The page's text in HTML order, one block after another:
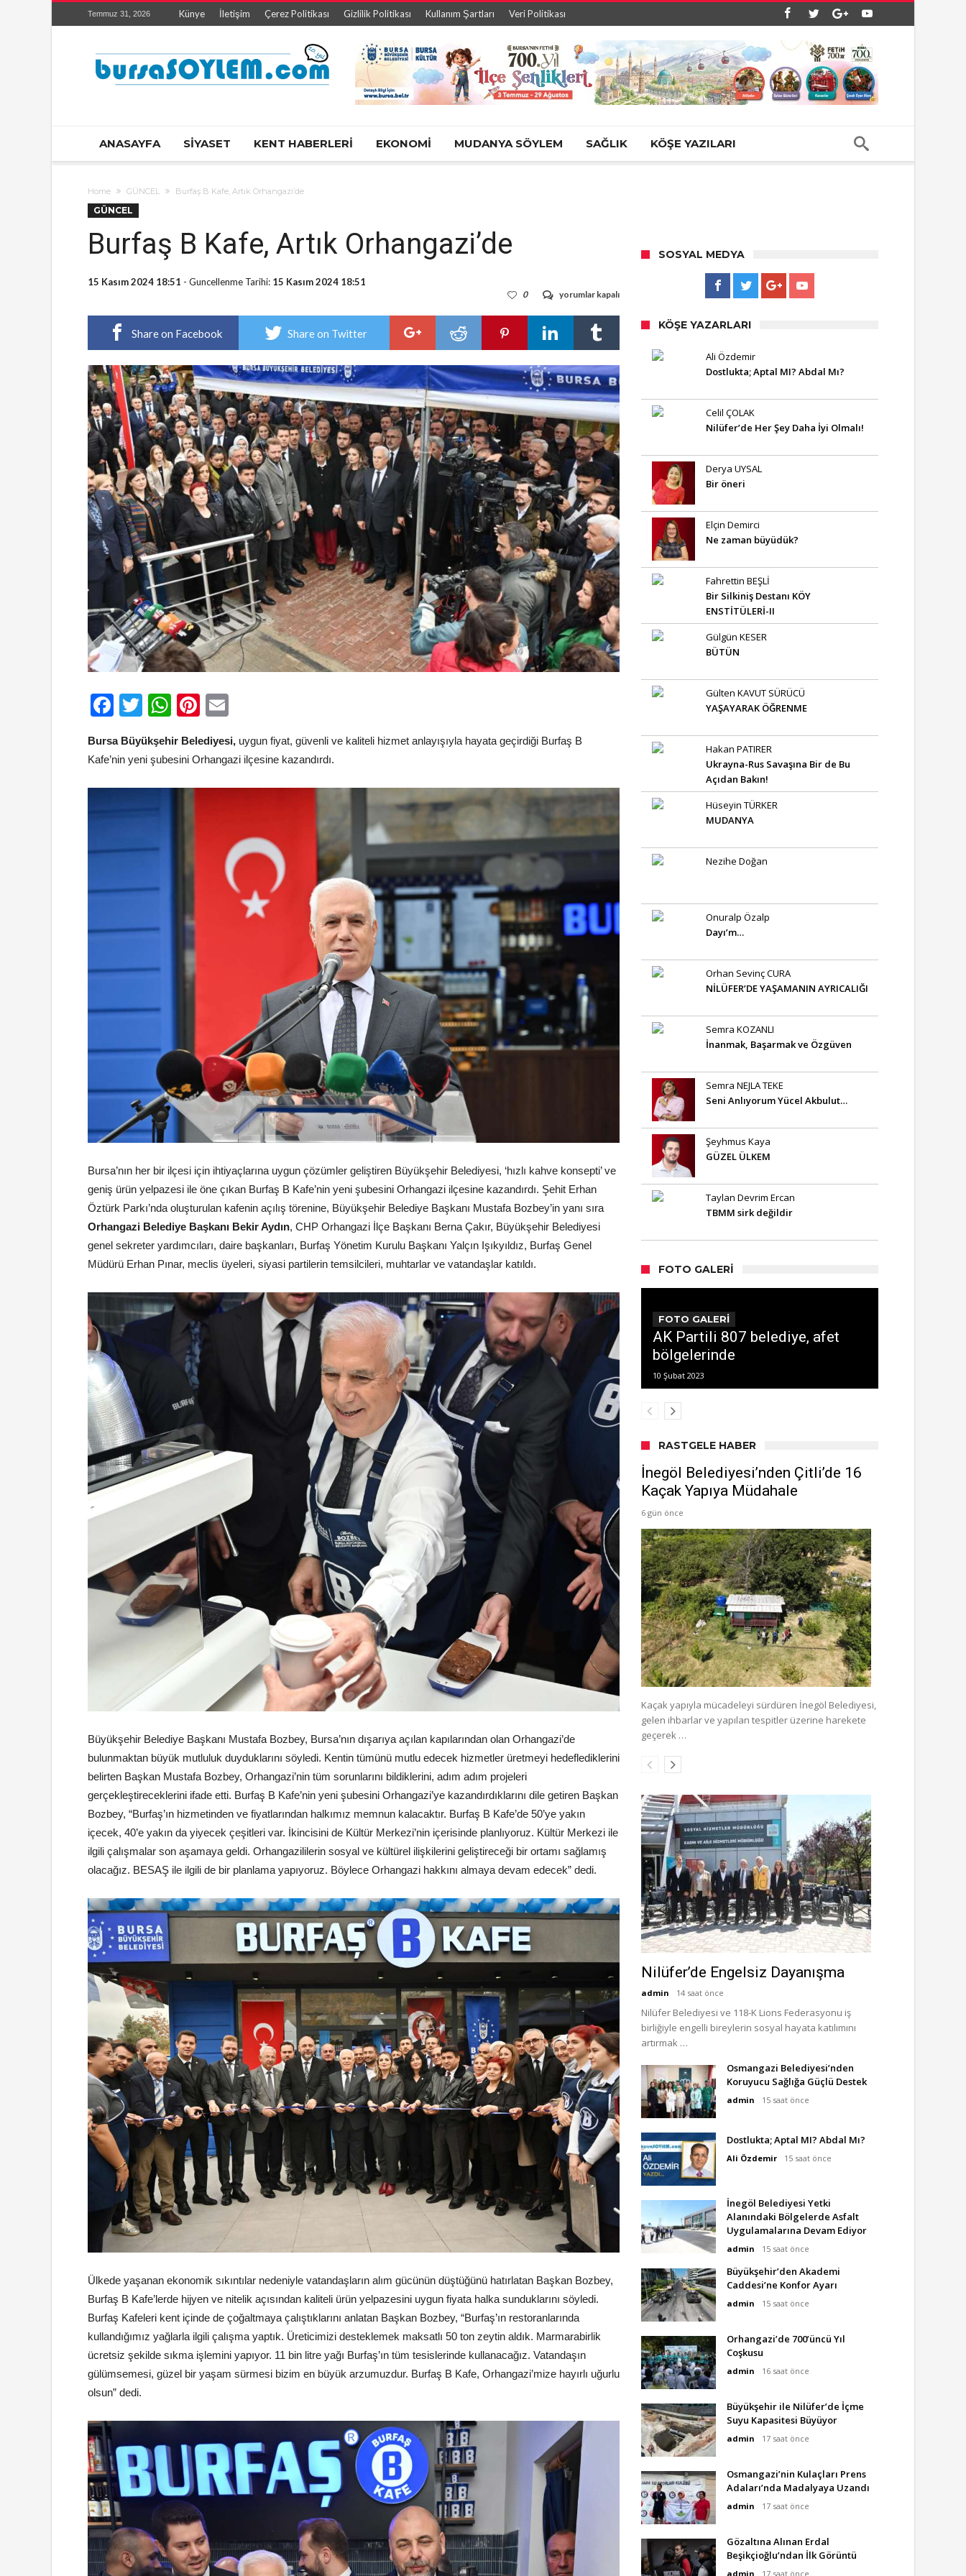
Temmuz 31, 2026 Künye İletişim Çerez Politikası Gizlilik Politikası Kullanım Şartları Veri Politikası
ANASAYFA SİYASET KENT HABERLERİ EKONOMİ MUDANYA SÖYLEM SAĞLIK KÖŞE YAZILARI
Home GÜNCEL Burfaş B Kafe, Artık Orhangazi’de
GÜNCEL
Burfaş B Kafe, Artık Orhangazi’de
15 Kasım 2024 18:51 - Guncellenme Tarihi: 15 Kasım 2024 18:51
Burfaş
Kafe,
Orhangazi’de
için
yorumlar kapalı
0
Share on Facebook Share on Twitter
Facebook
TwitterWhatsApp
Pinterest
Bursa Büyükşehir Belediyesi, uygun fiyat, güvenli ve kaliteli hizmet anlayışıyla hayata geçirdiği Burfaş B
Kafe’nin yeni şubesini Orhangazi ilçesine kazandırdı.
Bursa’nın her bir ilçesi için ihtiyaçlarına uygun çözümler geliştiren Büyükşehir Belediyesi, ‘hızlı kahve konsepti’ ve
geniş ürün yelpazesi ile öne çıkan Burfaş B Kafe’nin yeni şubesini Orhangazi ilçesine kazandırdı. Şehit Erhan
Öztürk Parkı’nda oluşturulan kafenin açılış törenine, Büyükşehir Belediye Başkanı Mustafa Bozbey’in yanı sıra
Orhangazi Belediye Başkanı Bekir Aydın, CHP Orhangazi İlçe Başkanı Berna Çakır, Büyükşehir Belediyesi
genel sekreter yardımcıları, daire başkanları, Burfaş Yönetim Kurulu Başkanı Yalçın Işıkyıldız, Burfaş Genel
Müdürü Erhan Pınar, meclis üyeleri, siyasi partilerin temsilcileri, muhtarlar ve vatandaşlar katıldı.
Büyükşehir Belediye Başkanı Mustafa Bozbey, Bursa’nın dışarıya açılan kapılarından olan Orhangazi’de
bulunmaktan büyük mutluluk duyduklarını söyledi. Kentin tümünü mutlu edecek hizmetler üretmeyi hedeflediklerini
belirten Başkan Mustafa Bozbey, Orhangazi’nin tüm sorunlarını bildiklerini, adım adım projeleri
gerçekleştireceklerini ifade etti. Burfaş B Kafe’nin yeni şubesini Orhangazi’ye kazandırdıklarını dile getiren Başkan
Bozbey, “Burfaş’ın hizmetinden ve fiyatlarından halkımız memnun kalacaktır. Burfaş B Kafe’de 50’ye yakın
içecek, 40’e yakın da yiyecek çeşitleri var. İkincisini de Kültür Merkezi’nin içerisinde planlıyoruz. Kültür Merkezi ile
ilgili çalışmalar son aşamaya geldi. Orhangazililerin sosyal ve kültürel ilişkilerini geliştireceği bir ortamı sağlamış
olacağız. BESAŞ ile ilgili de bir planlama yapıyoruz. Böylece Orhangazi hakkını almaya devam edecek” dedi.
Ülkede yaşanan ekonomik sıkıntılar nedeniyle vatandaşların alım gücünün düştüğünü hatırlatan Başkan Bozbey,
Burfaş B Kafe’lerde hijyen ve nitelik açısından kaliteli ürün yelpazesini uygun fiyata halka sunduklarını söyledi.
Burfaş Kafeleri kent içinde de çoğaltmaya çalıştıklarını anlatan Başkan Bozbey, “Burfaş’ın restoranlarında
kullandığımız yağlarla ilgili çalışma yaptık. Üreticimizi desteklemek maksatlı 50 ton zeytin aldık. Marmarabirlik
ücretsiz şekilde sıkma işlemini yapıyor. 11 bin litre yağı Burfaş’ın tüm tesislerinde kullanacağız. Vatandaşın
gülümsemesi, güzel bir yaşam sürmesi bizim en büyük arzumuzdur. Burfaş B Kafe, Orhangazi’mize hayırlı uğurlu
olsun” dedi.
SOSYAL MEDYA
KÖŞE YAZARLARI
Ali Özdemir
Dostlukta; Aptal MI? Abdal Mı?
Celil ÇOLAK
Nilüfer’de Her Şey Daha İyi Olmalı!
Derya UYSAL
Bir öneri
Elçin Demirci
Ne zaman büyüdük?
Fahrettin BEŞLİ
Bir Silkiniş Destanı KÖY
ENSTİTÜLERİ-II
Gülgün KESER
BÜTÜN
Gülten KAVUT SÜRÜCÜ
YAŞAYARAK ÖĞRENME
Hakan PATIRER
Ukrayna-Rus Savaşına Bir de Bu
Açıdan Bakın!
Hüseyin TÜRKER
MUDANYA
Nezihe Doğan
Onuralp Özalp
Dayı’m…
Orhan Sevinç CURA
NİLÜFER’DE YAŞAMANIN AYRICALIĞI
Semra KOZANLI
İnanmak, Başarmak ve Özgüven
Semra NEJLA TEKE
Seni Anlıyorum Yücel Akbulut…
Şeyhmus Kaya
GÜZEL ÜLKEM
Taylan Devrim Ercan
TBMM sirk değildir
FOTO GALERI
FOTO GALERİ
AK Partili 807 belediye, afet
bölgelerinde
10 Şubat 2023
RASTGELE HABER
İnegöl Belediyesi’nden Çitli’de 16
Kaçak Yapıya Müdahale
6 gün önce
Kaçak yapıyla mücadeleyi sürdüren İnegöl Belediyesi,
gelen ihbarlar ve yapılan tespitler üzerine harekete
geçerek …
Nilüfer’de Engelsiz Dayanışma
admin 14 saat önce
Nilüfer Belediyesi ve 118-K Lions Federasyonu iş
birliğiyle engelli bireylerin sosyal hayata katılımını
artırmak …
Osmangazi Belediyesi’nden
Koruyucu Sağlığa Güçlü Destek
admin 15 saat önce
Dostlukta; Aptal MI? Abdal Mı?
Ali Özdemir 15 saat önce
İnegöl Belediyesi Yetki
Alanındaki Bölgelerde Asfalt
Uygulamalarına Devam Ediyor
admin 15 saat önce
Büyükşehir’den Akademi
Caddesi’ne Konfor Ayarı
admin 15 saat önce
Orhangazi’de 700’üncü Yıl
Coşkusu
admin 16 saat önce
Büyükşehir ile Nilüfer’de İçme
Suyu Kapasitesi Büyüyor
admin 17 saat önce
Osmangazi’nin Kulaçları Prens
Adaları’nda Madalyaya Uzandı
admin 17 saat önce
Gözaltına Alınan Erdal
Beşikçioğlu’ndan İlk Görüntü
admin 17 saat önce